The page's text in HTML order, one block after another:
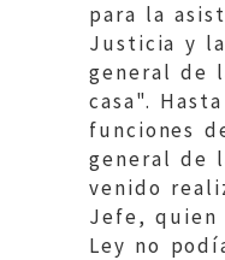
para la
Justicia y
general de
casa".
funciones
general de
venido
Jefe, quien
Ley no